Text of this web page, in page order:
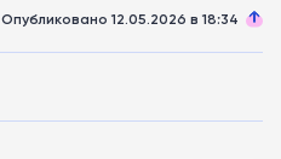
Опубликовано 12.05.2026 в 18:34